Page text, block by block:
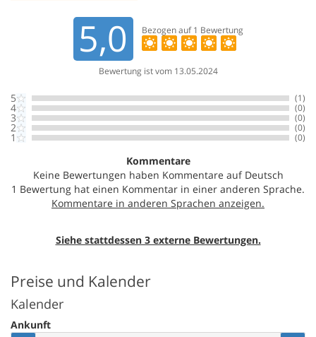
5,0 Bezogen auf1 Bewertung
Bewertung ist vom 13.05.2024
5 (1)
4 (0)
3 (0)
2 (0)
1 (0)
Kommentare
Keine Bewertungen haben Kommentare auf Deutsch
1 Bewertung hat einen Kommentar in einer anderen Sprache.
Siehe stattdessen 3 externe Bewertungen.
Preise und Kalender
Kalender
Ankunft